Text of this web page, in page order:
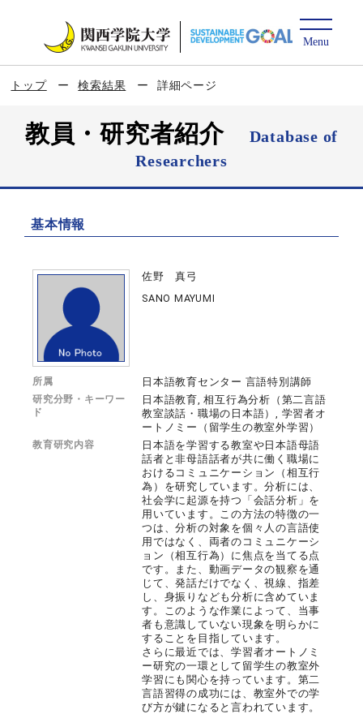
トップ 検索結果 詳細ページ
教員・研究者紹介
Database of
Researchers
基本情報
佐野 真弓
SANO MAYUMI
所属 日本語教育センター 言語特別講師
研究分野・キーワー
ド
日本語教育, 相互行為分析（第二言語
教室談話・職場の日本語）, 学習者オ
ートノミー（留学生の教室外学習）
教育研究内容
日本語を学習する教室や日本語母語
話者と非母語話者が共に働く職場に
おけるコミュニケーション（相互行
為）を研究しています。分析には、
社会学に起源を持つ「会話分析」を
用いています。この方法の特徴の一
つは、分析の対象を個々人の言語使
用ではなく、両者のコミュニケーシ
ョン（相互行為）に焦点を当てる点
です。また、動画データの観察を通
じて、発話だけでなく、視線、指差
し、身振りなども分析に含めていま
す。このような作業によって、当事
者も意識していない現象を明らかに
することを目指しています。
さらに最近では、学習者オートノミ
ー研究の一環として留学生の教室外
学習にも関心を持っています。第二
言語習得の成功には、教室外での学
び方が鍵になると言われています。